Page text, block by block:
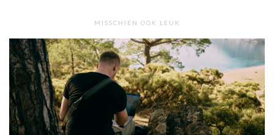
MISSCHIEN OOK LEUK